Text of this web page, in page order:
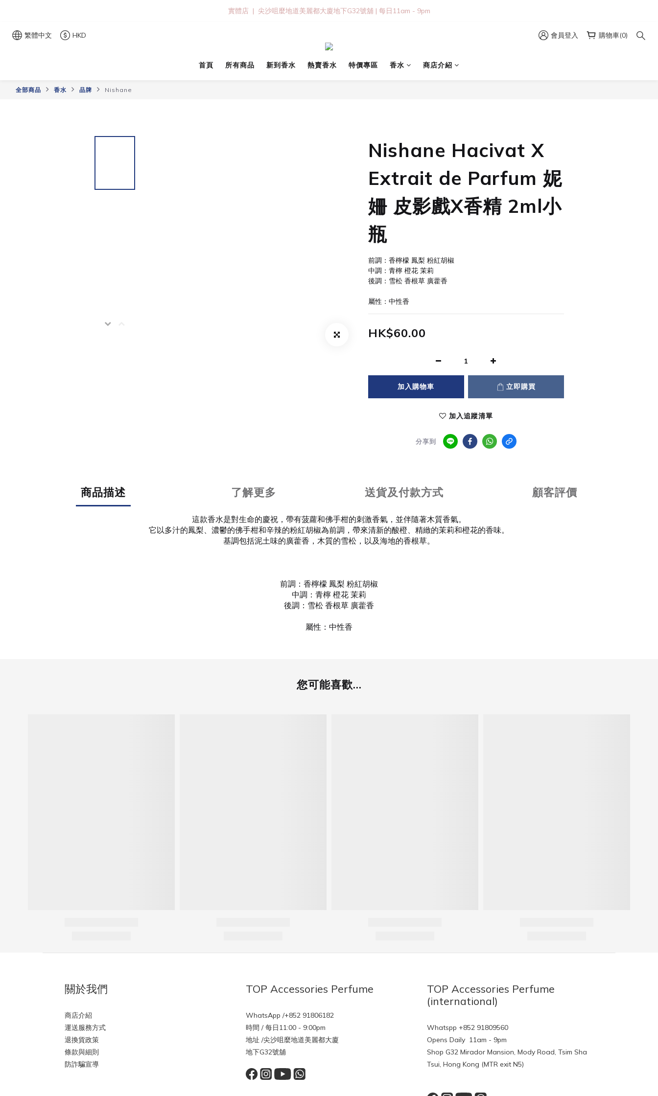
實體店  |  尖沙咀麼地道美麗都大廈地下G32號舖 | 每日11am - 9pm
繁體中文 HKD 會員登入 購物車(0)
首頁 所有商品 新到香水 熱賣香水 特價專區 香水 商店介紹
全部商品 香水 品牌 Nishane
Nishane Hacivat X
Extrait de Parfum 妮
姍 皮影戲X香精 2ml小
瓶
前調：香檸檬 鳳梨 粉紅胡椒
中調：青檸 橙花 茉莉
後調：雪松 香根草 廣藿香
屬性：中性香
HK$60.00
加入購物車 立即購買
加入追蹤清單
分享到
商品描述 了解更多 送貨及付款方式 顧客評價
這款香水是對生命的慶祝，帶有菠蘿和佛手柑的刺激香氣，並伴隨著木質香氣。
它以多汁的鳳梨、濃鬱的佛手柑和辛辣的粉紅胡椒為前調，帶來清新的酸橙、精緻的茉莉和橙花的香味。
基調包括泥土味的廣藿香，木質的雪松，以及海地的香根草。
前調：香檸檬 鳳梨 粉紅胡椒
中調：青檸 橙花 茉莉
後調：雪松 香根草 廣藿香
屬性：中性香
您可能喜歡...
關於我們
商店介紹
運送服務方式
退換貨政策
條款與細則
防詐騙宣導
TOP Accessories Perfume
WhatsApp /+852 91806182
時間 / 每日11:00 - 9:00pm
地址 /尖沙咀麼地道美麗都大廈
地下G32號舖
TOP Accessories Perfume
(international)
Whatspp +852 91809560
Opens Daily 11am - 9pm
Shop G32 Mirador Mansion, Mody Road, Tsim Sha
Tsui, Hong Kong (MTR exit N5)